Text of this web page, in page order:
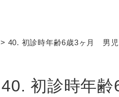
> 40. 初診時年齢6歳3ヶ月 男児
40. 初診時年